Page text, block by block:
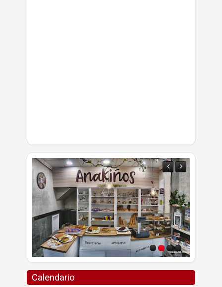
Calendario